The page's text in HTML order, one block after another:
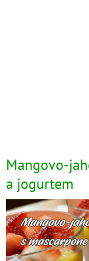
Mangovo-
a jogurtem